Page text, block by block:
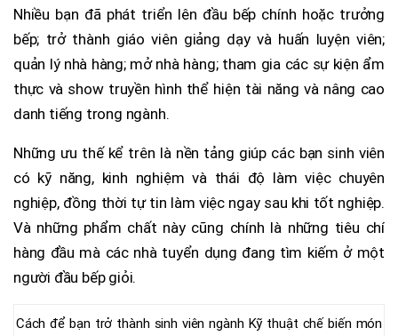
Nhiều bạn đã phát triển lên đầu bếp chính hoặc trưởng
bếp; trở thành giáo viên giảng dạy và huấn luyện viên;
quản lý nhà hàng; mở nhà hàng; tham gia các sự kiện ẩm
thực và show truyền hình thể hiện tài năng và nâng cao
danh tiếng trong ngành.
Những ưu thế kể trên là nền tảng giúp các bạn sinh viên
có kỹ năng, kinh nghiệm và thái độ làm việc chuyên
nghiệp, đồng thời tự tin làm việc ngay sau khi tốt nghiệp.
Và những phẩm chất này cũng chính là những tiêu chí
hàng đầu mà các nhà tuyển dụng đang tìm kiếm ở một
người đầu bếp giỏi.
Cách để bạn trở thành sinh viên ngành Kỹ thuật chế biến món